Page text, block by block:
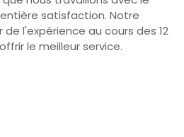
satisfaction. Notre
l'expérience au cours des 12
le meilleur service.